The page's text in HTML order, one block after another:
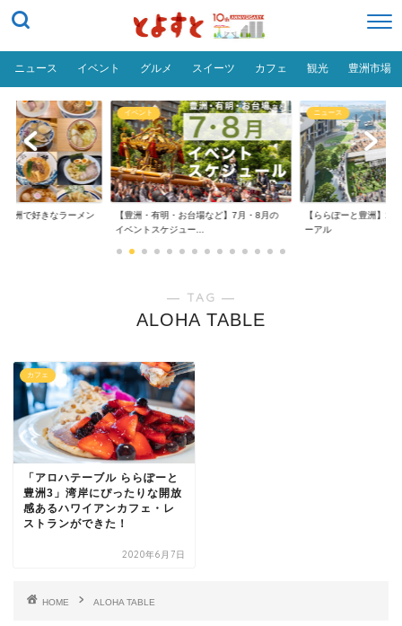
ニュース イベント グルメ スイーツ カフェ 観光 豊洲市場
豊洲で好きなラーメン
イベント
【豊洲・有明・お台場など】7月・8月の
イベントスケジュー...
ニュース
【ららぽーと豊洲】
ーアル
― TAG ―
ALOHA TABLE
カフェ
「アロハテーブル ららぽーと
豊洲3」湾岸にぴったりな開放
感あるハワイアンカフェ・レ
ストランができた！
2020年6月7日
HOME ALOHA TABLE